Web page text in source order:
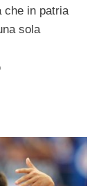
che in patria
sola